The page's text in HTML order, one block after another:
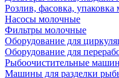
Розлив, фасовка, упаковка
Насосы молочные
Фильтры молочные
Оборудование для
Оборудование для
Рыбоочистительные
Машины для разделки